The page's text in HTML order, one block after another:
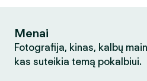
Menai
Fotografija, kinas, kalbų
kas suteikia temą pokalbiui.